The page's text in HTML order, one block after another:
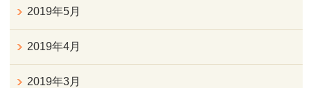
2019年5月
2019年4月
2019年3月